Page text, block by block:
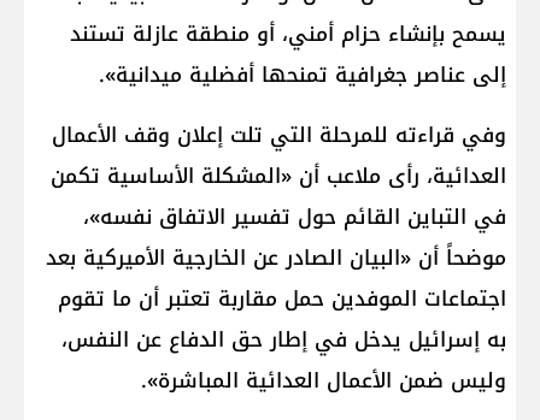
يسمح بإنشاء حزام أمني، أو منطقة عازلة تستند
إلى عناصر جغرافية تمنحها أفضلية ميدانية».
وفي قراءته للمرحلة التي تلت إعلان وقف الأعمال
العدائية، رأى ملاعب أن «المشكلة الأساسية تكمن
في التباين القائم حول تفسير الاتفاق نفسه»،
موضحاً أن «البيان الصادر عن الخارجية الأميركية بعد
اجتماعات الموفدين حمل مقاربة تعتبر أن ما تقوم
به إسرائيل يدخل في إطار حق الدفاع عن النفس،
وليس ضمن الأعمال العدائية المباشرة».